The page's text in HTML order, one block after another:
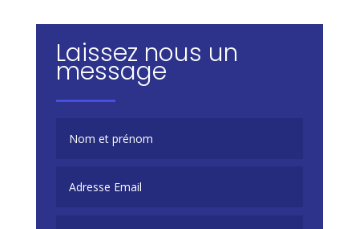
Laissez nous un
message